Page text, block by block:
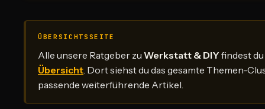
ÜBERSICHTSSEITE
Alle unsere Ratgeber zu Werkstatt & DIYfindest
Übersicht. Dort siehst du das gesamte Themen-
passende weiterführende Artikel.